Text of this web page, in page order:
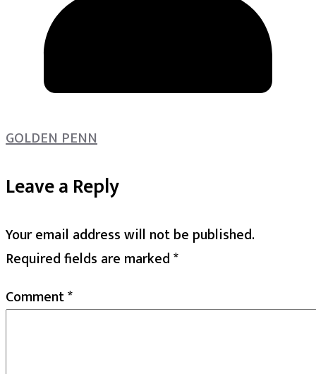
GOLDEN PENN
Leave a Reply
Your email address will not be published.
Required fields are marked*
Comment*